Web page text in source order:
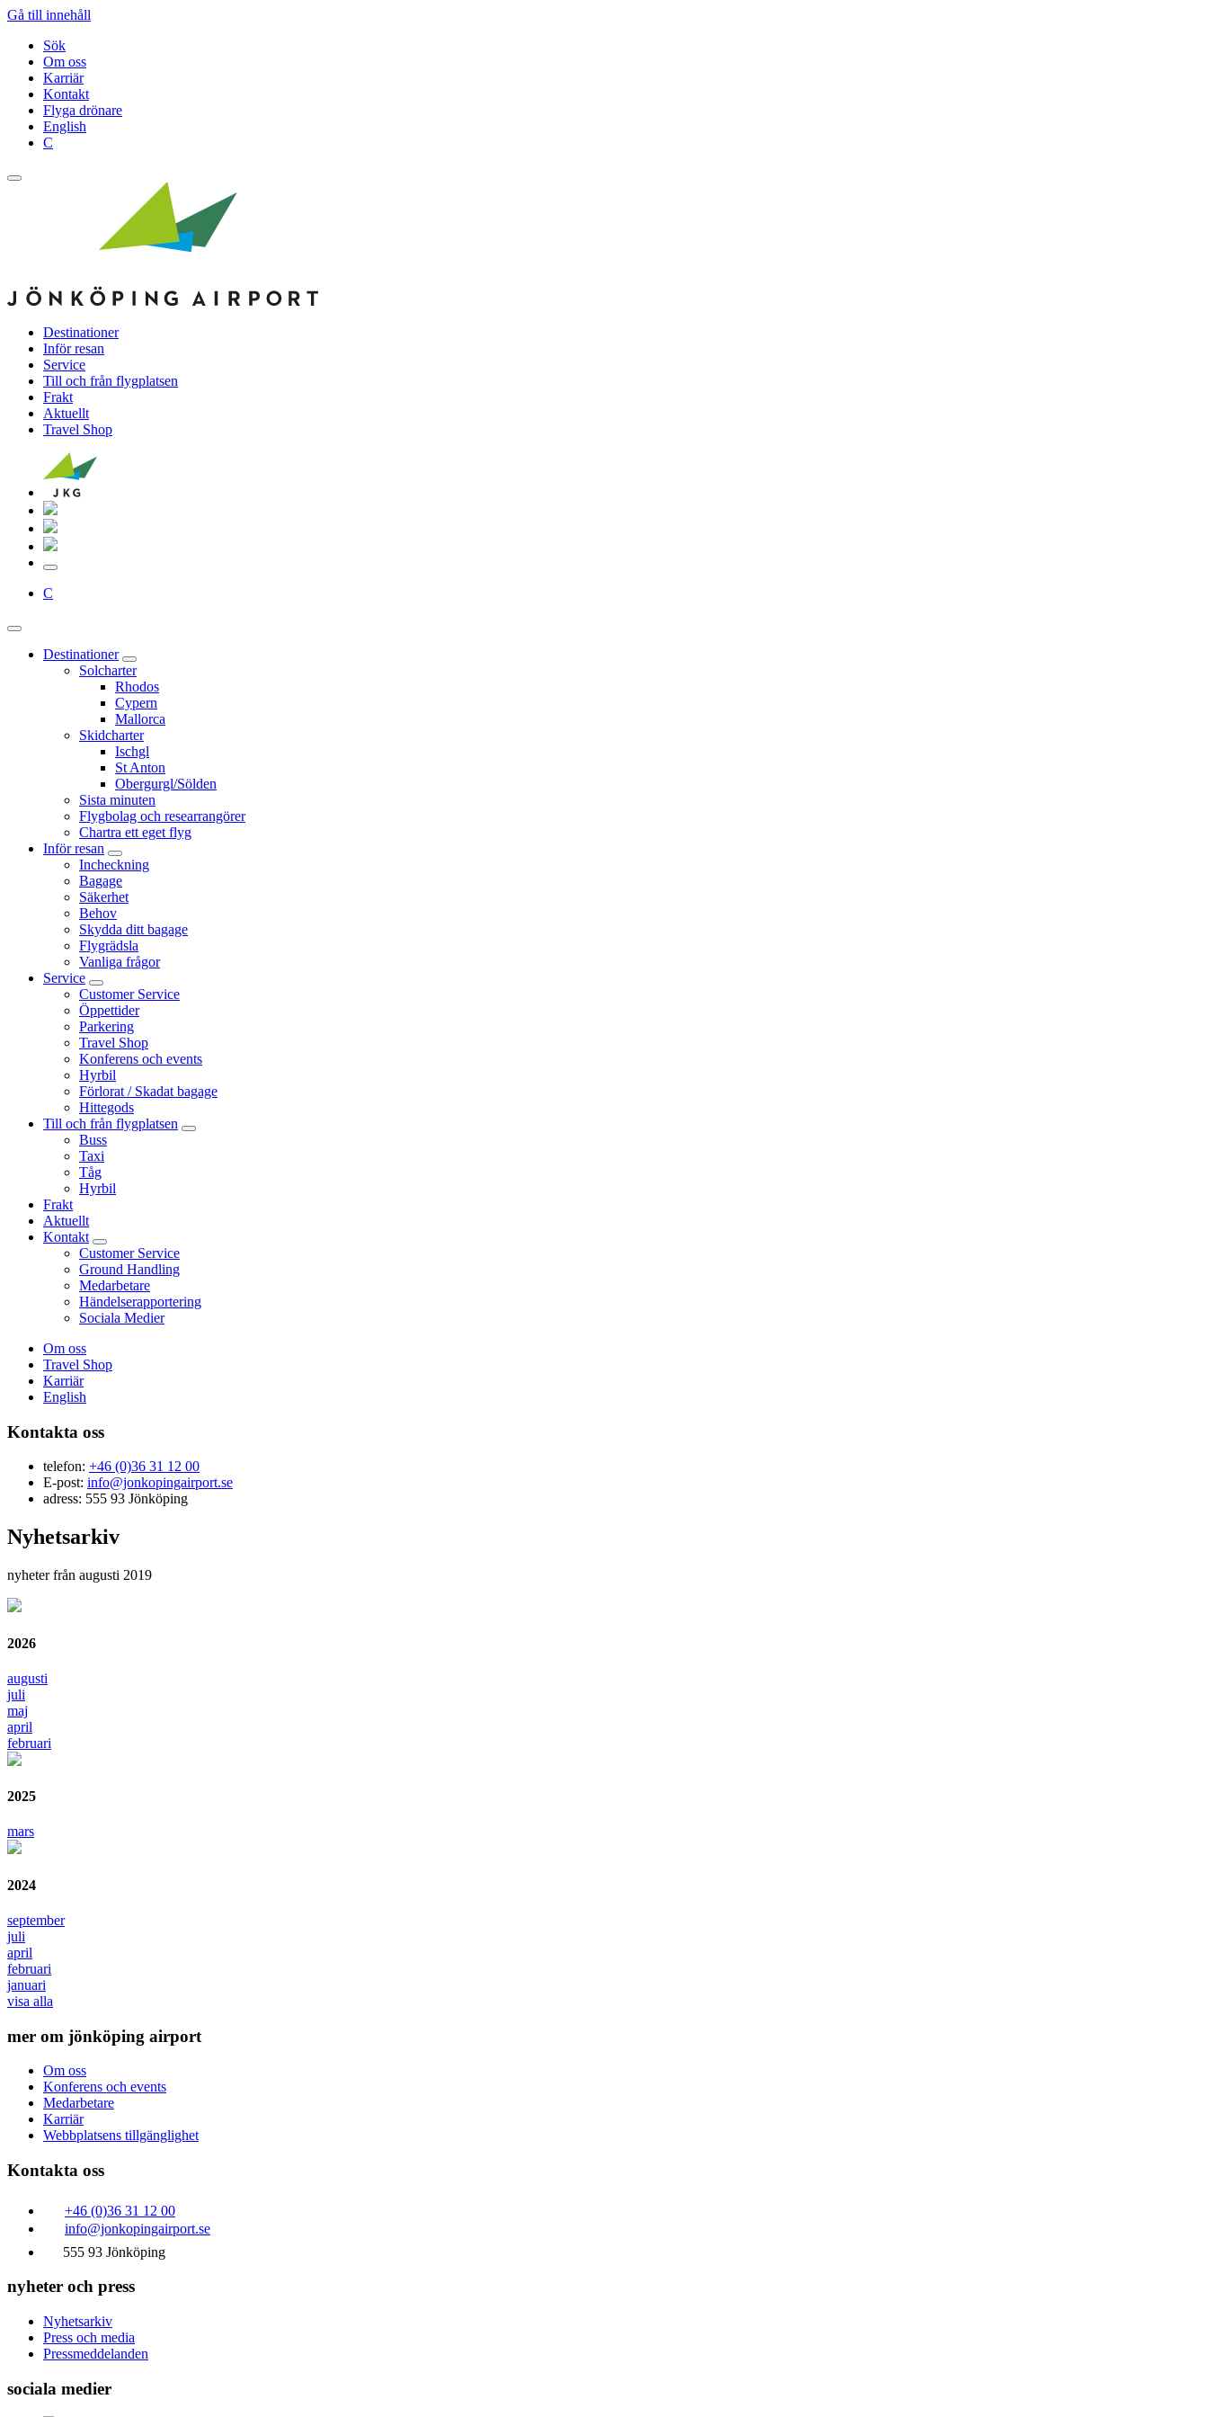
Gå till innehåll
Sök
Om oss
Karriär
Kontakt
Flyga drönare
English
C
Destinationer
Inför resan
Service
Till och från flygplatsen
Frakt
Aktuellt
Travel Shop
C
Destinationer
Solcharter
Rhodos
Cypern
Mallorca
Skidcharter
Ischgl
St Anton
Obergurgl/Sölden
Sista minuten
Flygbolag och researrangörer
Chartra ett eget flyg
Inför resan
Incheckning
Bagage
Säkerhet
Behov
Skydda ditt bagage
Flygrädsla
Vanliga frågor
Service
Customer Service
Öppettider
Parkering
Travel Shop
Konferens och events
Hyrbil
Förlorat / Skadat bagage
Hittegods
Till och från flygplatsen
Buss
Taxi
Tåg
Hyrbil
Frakt
Aktuellt
Kontakt
Customer Service
Ground Handling
Medarbetare
Händelserapportering
Sociala Medier
Om oss
Travel Shop
Karriär
English
Kontakta oss
telefon: +46 (0)36 31 12 00
E-post: info@jonkopingairport.se
adress: 555 93 Jönköping
Nyhetsarkiv
nyheter från augusti 2019
2026
augusti
juli
maj
april
februari
2025
mars
2024
september
juli
april
februari
januari
visa alla
mer om jönköping airport
Om oss
Konferens och events
Medarbetare
Karriär
Webbplatsens tillgänglighet
Kontakta oss
+46 (0)36 31 12 00
info@jonkopingairport.se
555 93 Jönköping
nyheter och press
Nyhetsarkiv
Press och media
Pressmeddelanden
sociala medier